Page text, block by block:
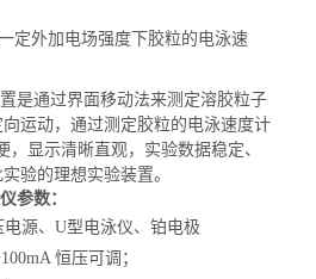
定外加电场强度下胶粒的电泳速
是通过界面移动法来测定溶胶粒子
运动，通过测定胶粒的电泳速度计
，显示清晰直观，实验数据稳定、
验的理想实验装置。
参数：
源、U型电泳仪、铂电极
恒压可调；